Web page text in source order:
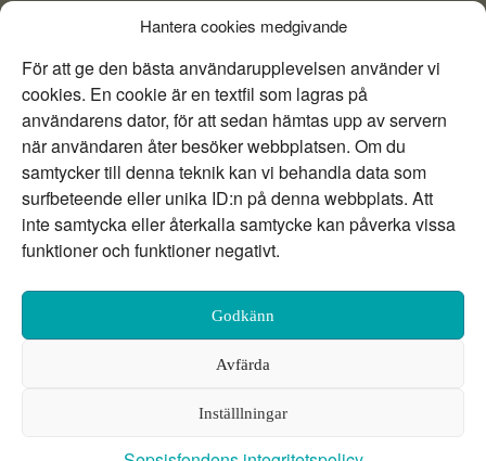
Hantera cookies medgivande
För att ge den bästa användarupplevelsen använder vi
cookies. En cookie är en textfil som lagras på
användarens dator, för att sedan hämtas upp av servern
när användaren åter besöker webbplatsen. Om du
samtycker till denna teknik kan vi behandla data som
surfbeteende eller unika ID:n på denna webbplats. Att
inte samtycka eller återkalla samtycke kan påverka vissa
funktioner och funktioner negativt.
Godkänn
Avfärda
Inställlningar
E-mail: info@sepsisfonden.se
DONERA
BG 900-5265
Instagram